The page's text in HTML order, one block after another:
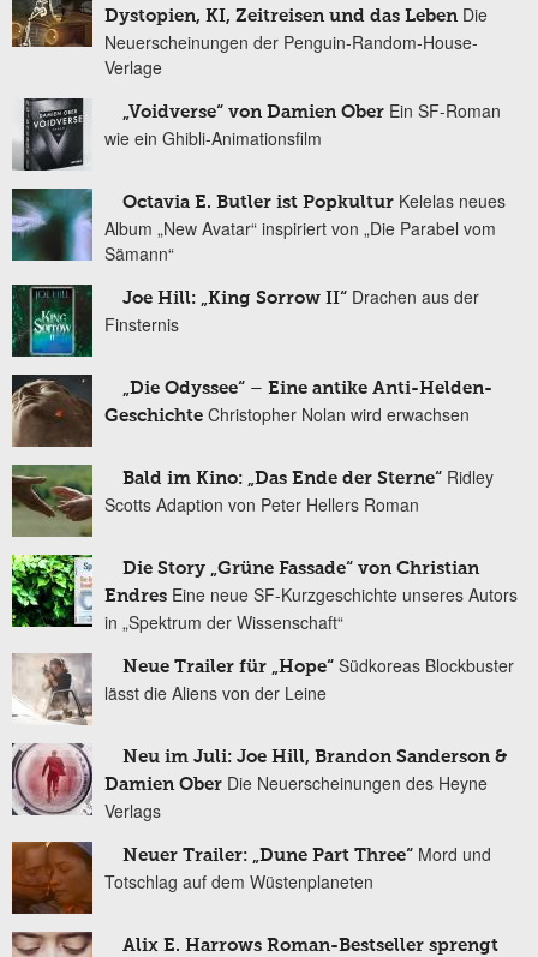
Dystopien, KI, Zeitreisen und das Leben Die
Neuerscheinungen der Penguin-Random-House-
Verlage
„Voidverse“ von Damien Ober Ein SF-Roman
wie ein Ghibli-Animationsfilm
Octavia E. Butler ist Popkultur Kelelas neues
Album „New Avatar“ inspiriert von „Die Parabel vom
Sämann“
Joe Hill: „King Sorrow II“ Drachen aus der
Finsternis
„Die Odyssee“ – Eine antike Anti-Helden-
Geschichte Christopher Nolan wird erwachsen
Bald im Kino: „Das Ende der Sterne“ Ridley
Scotts Adaption von Peter Hellers Roman
Die Story „Grüne Fassade“ von Christian
Endres Eine neue SF-Kurzgeschichte unseres Autors
in „Spektrum der Wissenschaft“
Neue Trailer für „Hope“ Südkoreas Blockbuster
lässt die Aliens von der Leine
Neu im Juli: Joe Hill, Brandon Sanderson &
Damien Ober Die Neuerscheinungen des Heyne
Verlags
Neuer Trailer: „Dune Part Three“ Mord und
Totschlag auf dem Wüstenplaneten
Alix E. Harrows Roman-Bestseller sprengt